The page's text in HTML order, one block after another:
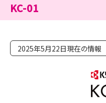
UQ mobile
KC-01
2025年5月22日現在の情報